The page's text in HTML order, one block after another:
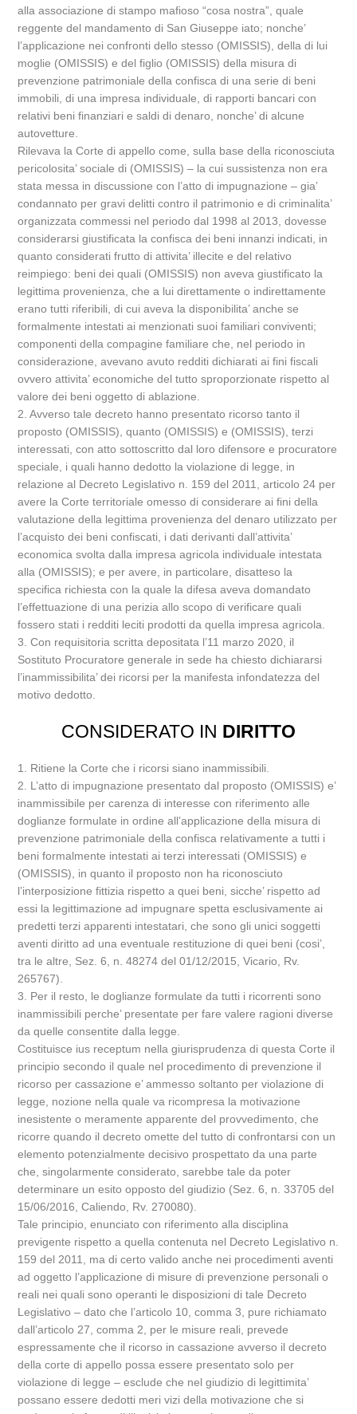
alla associazione di stampo mafioso “cosa nostra”, quale
reggente del mandamento di San Giuseppe iato; nonche’
l’applicazione nei confronti dello stesso (OMISSIS), della di lui
moglie (OMISSIS) e del figlio (OMISSIS) della misura di
prevenzione patrimoniale della confisca di una serie di beni
immobili, di una impresa individuale, di rapporti bancari con
relativi beni finanziari e saldi di denaro, nonche’ di alcune
autovetture.
Rilevava la Corte di appello come, sulla base della riconosciuta
pericolosita’ sociale di (OMISSIS) – la cui sussistenza non era
stata messa in discussione con l’atto di impugnazione – gia’
condannato per gravi delitti contro il patrimonio e di criminalita’
organizzata commessi nel periodo dal 1998 al 2013, dovesse
considerarsi giustificata la confisca dei beni innanzi indicati, in
quanto considerati frutto di attivita’ illecite e del relativo
reimpiego: beni dei quali (OMISSIS) non aveva giustificato la
legittima provenienza, che a lui direttamente o indirettamente
erano tutti riferibili, di cui aveva la disponibilita’ anche se
formalmente intestati ai menzionati suoi familiari conviventi;
componenti della compagine familiare che, nel periodo in
considerazione, avevano avuto redditi dichiarati ai fini fiscali
ovvero attivita’ economiche del tutto sproporzionate rispetto al
valore dei beni oggetto di ablazione.
2. Avverso tale decreto hanno presentato ricorso tanto il
proposto (OMISSIS), quanto (OMISSIS) e (OMISSIS), terzi
interessati, con atto sottoscritto dal loro difensore e procuratore
speciale, i quali hanno dedotto la violazione di legge, in
relazione al Decreto Legislativo n. 159 del 2011, articolo 24 per
avere la Corte territoriale omesso di considerare ai fini della
valutazione della legittima provenienza del denaro utilizzato per
l’acquisto dei beni confiscati, i dati derivanti dall’attivita’
economica svolta dalla impresa agricola individuale intestata
alla (OMISSIS); e per avere, in particolare, disatteso la
specifica richiesta con la quale la difesa aveva domandato
l’effettuazione di una perizia allo scopo di verificare quali
fossero stati i redditi leciti prodotti da quella impresa agricola.
3. Con requisitoria scritta depositata l’11 marzo 2020, il
Sostituto Procuratore generale in sede ha chiesto dichiararsi
l’inammissibilita’ dei ricorsi per la manifesta infondatezza del
motivo dedotto.
CONSIDERATO IN DIRITTO
1. Ritiene la Corte che i ricorsi siano inammissibili.
2. L’atto di impugnazione presentato dal proposto (OMISSIS) e’
inammissibile per carenza di interesse con riferimento alle
doglianze formulate in ordine all’applicazione della misura di
prevenzione patrimoniale della confisca relativamente a tutti i
beni formalmente intestati ai terzi interessati (OMISSIS) e
(OMISSIS), in quanto il proposto non ha riconosciuto
l’interposizione fittizia rispetto a quei beni, sicche’ rispetto ad
essi la legittimazione ad impugnare spetta esclusivamente ai
predetti terzi apparenti intestatari, che sono gli unici soggetti
aventi diritto ad una eventuale restituzione di quei beni (cosi’,
tra le altre, Sez. 6, n. 48274 del 01/12/2015, Vicario, Rv.
265767).
3. Per il resto, le doglianze formulate da tutti i ricorrenti sono
inammissibili perche’ presentate per fare valere ragioni diverse
da quelle consentite dalla legge.
Costituisce ius receptum nella giurisprudenza di questa Corte il
principio secondo il quale nel procedimento di prevenzione il
ricorso per cassazione e’ ammesso soltanto per violazione di
legge, nozione nella quale va ricompresa la motivazione
inesistente o meramente apparente del provvedimento, che
ricorre quando il decreto omette del tutto di confrontarsi con un
elemento potenzialmente decisivo prospettato da una parte
che, singolarmente considerato, sarebbe tale da poter
determinare un esito opposto del giudizio (Sez. 6, n. 33705 del
15/06/2016, Caliendo, Rv. 270080).
Tale principio, enunciato con riferimento alla disciplina
previgente rispetto a quella contenuta nel Decreto Legislativo n.
159 del 2011, ma di certo valido anche nei procedimenti aventi
ad oggetto l’applicazione di misure di prevenzione personali o
reali nei quali sono operanti le disposizioni di tale Decreto
Legislativo – dato che l’articolo 10, comma 3, pure richiamato
dall’articolo 27, comma 2, per le misure reali, prevede
espressamente che il ricorso in cassazione avverso il decreto
della corte di appello possa essere presentato solo per
violazione di legge – esclude che nel giudizio di legittimita’
possano essere dedotti meri vizi della motivazione che si